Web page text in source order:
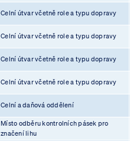
Celní útvar včetně role a typu dopravy
Celní útvar včetně role a typu dopravy
Celní útvar včetně role a typu dopravy
Celní útvar včetně role a typu dopravy
Celní a daňová oddělení
Místo odběru kontrolních pásek pro
značení lihu